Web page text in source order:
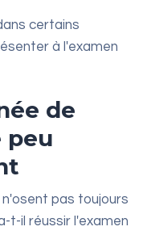
certains
à l'examen
de
peu
pas toujours
t-il réussir l'examen